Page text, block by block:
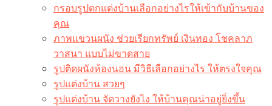
กรอบรูปตกแต่งบ้านเลือกอย่างไรให้เข้ากับบ้านของ
คุณ
ภาพแขวนผนัง ช่วยเรียกทรัพย์ เงินทอง โชคลาภ
วาสนา แบบไม่ขาดสาย
รูปติดผนังห้องนอน มีวิธีเลือกอย่างไร ให้ตรงใจคุณ
รูปแต่งบ้าน สวยๆ
รูปแต่งบ้าน จัดวางยังไง ให้บ้านคุณน่าอยู่ยิ่งขึ้น